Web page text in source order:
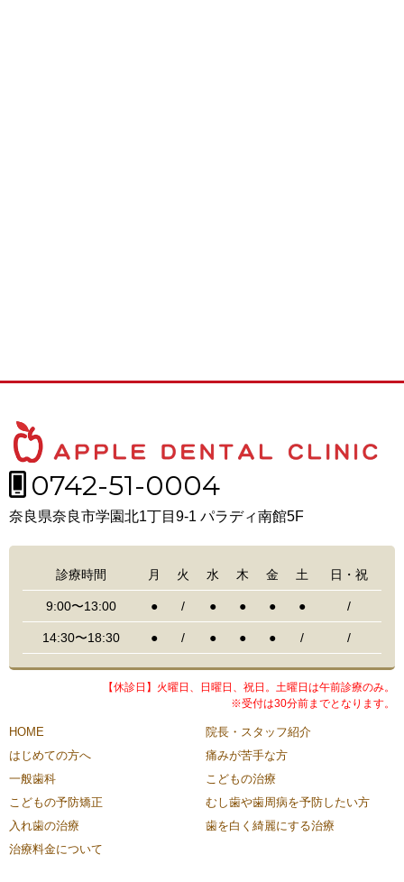
0742-51-0004
奈良県奈良市学園北1丁目9-1 パラディ南館5F
診療時間 月 火 水 木 金 土 日・祝
9:00〜13:00 ● / ● ● ● ● /
14:30〜18:30 ● / ● ● ● / /
【休診日】火曜日、日曜日、祝日。土曜日は午前診療のみ。
※受付は30分前までとなります。
HOME
院長・スタッフ紹介
はじめての方へ
痛みが苦手な方
一般歯科
こどもの治療
こどもの予防矯正
むし歯や歯周病を予防したい方
入れ歯の治療
歯を白く綺麗にする治療
治療料金について